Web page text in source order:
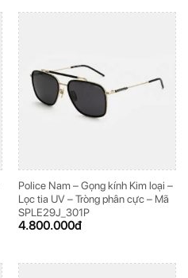
Police Nam – Gọng kính Kim loại –
Lọc tia UV – Tròng phân cực – Mã
SPLE29J_301P
4.800.000đ